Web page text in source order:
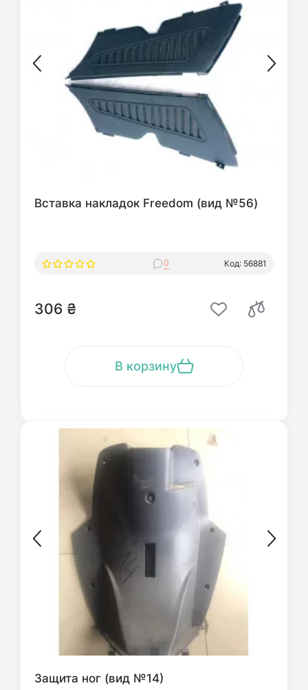
Вставка накладок Freedom (вид №56)
0 Код: 56881
306 ₴
В корзину
Защита ног (вид №14)